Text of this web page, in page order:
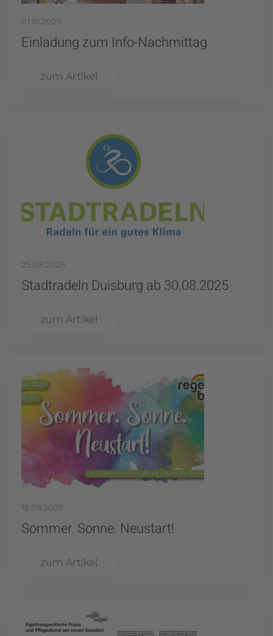
01.10.2025
Einladung zum Info-Nachmittag
zum Artikel
25.08.2025
Stadtradeln Duisburg ab 30.08.2025
zum Artikel
18.08.2025
Sommer. Sonne. Neustart!
zum Artikel